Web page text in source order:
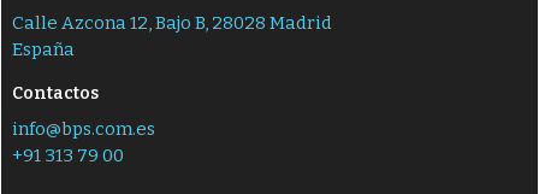
Calle Azcona 12, Bajo B, 28028 Madrid
España
Contactos
info@bps.com.es
+91 313 79 00